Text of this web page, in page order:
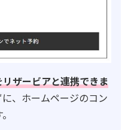
ザービアと連携できま
、ホームページのコン